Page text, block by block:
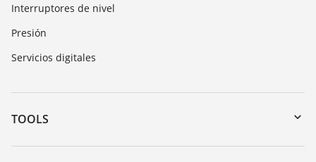
Interruptores de nivel
Presión
Servicios digitales
TOOLS
Zona de descarga